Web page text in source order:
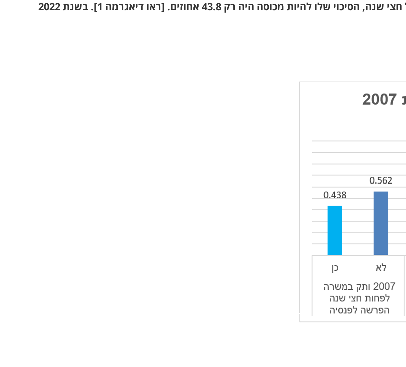
עם ותק נמוך מתחת לחצי שנה, אבל גם למי שהיה ותק מעל חצי שנה, הסיכוי שלו להיות מכוסה היה רק 43.8 אחוזים. [ראו דיאגרמה 1]. בשנת 2022